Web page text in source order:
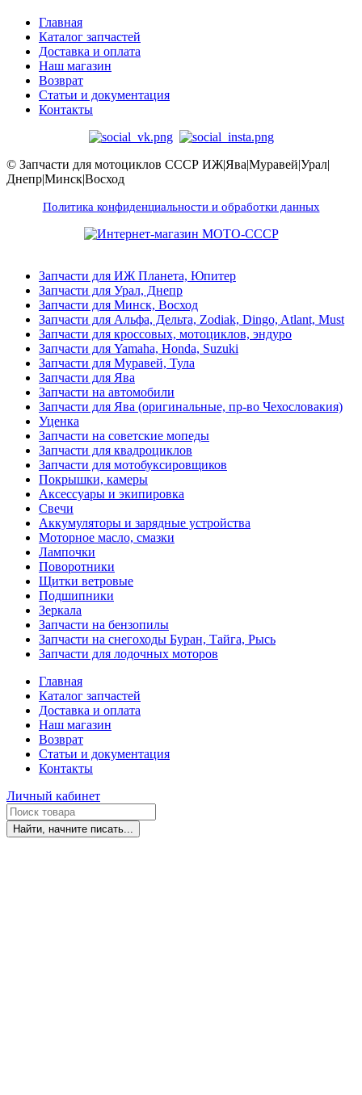
Главная
Каталог запчастей
Доставка и оплата
Наш магазин
Возврат
Статьи и документация
Контакты
© Запчасти для мотоциклов СССР ИЖ|Ява|Муравей|Урал|
Днепр|Минск|Восход
Политика конфиденциальности и обработки данных
Запчасти для ИЖ Планета, Юпитер
Запчасти для Урал, Днепр
Запчасти для Минск, Восход
Запчасти для Альфа, Дельта, Zodiak, Dingo, Atlant, Must
Запчасти для кроссовых, мотоциклов, эндуро
Запчасти для Yamaha, Honda, Suzuki
Запчасти для Муравей, Тула
Запчасти для Ява
Запчасти на автомобили
Запчасти для Ява (оригинальные, пр-во Чехословакия)
Уценка
Запчасти на советские мопеды
Запчасти для квадроциклов
Запчасти для мотобуксировщиков
Покрышки, камеры
Аксессуары и экипировка
Свечи
Аккумуляторы и зарядные устройства
Моторное масло, смазки
Лампочки
Поворотники
Щитки ветровые
Подшипники
Зеркала
Запчасти на бензопилы
Запчасти на снегоходы Буран, Тайга, Рысь
Запчасти для лодочных моторов
Главная
Каталог запчастей
Доставка и оплата
Наш магазин
Возврат
Статьи и документация
Контакты
Личный кабинет
Найти, начните писать...